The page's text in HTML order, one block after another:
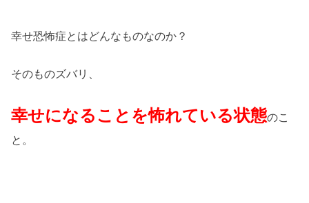
幸せ恐怖症とはどんなものなのか？
そのものズバリ、
幸せになることを怖れている状態のこ
と。